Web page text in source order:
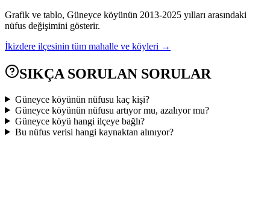
Grafik ve tablo, Güneyce köyünün 2013-2025 yılları arasındaki
nüfus değişimini gösterir.
İkizdere ilçesinin tüm mahalle ve köyleri →
SIKÇA SORULAN SORULAR
Güneyce köyünün nüfusu kaç kişi?
Güneyce köyünün nüfusu artıyor mu, azalıyor mu?
Güneyce köyü hangi ilçeye bağlı?
Bu nüfus verisi hangi kaynaktan alınıyor?